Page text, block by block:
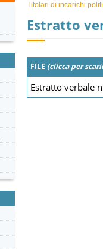
Titolari di incarichi
Estratto
FILE (clicca per
Estratto verbale